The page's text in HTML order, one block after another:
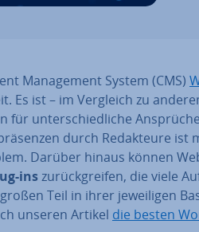
Ma­nage­ment System (CMS)
Es ist – im Vergleich zu
für un­ter­schied­li­che
durch Re­dak­teu­re ist
Darüber hinaus können
inszu­rück­grei­fen, die viele
Teil in ihrer je­wei­li­gen
unseren Artikel die besten